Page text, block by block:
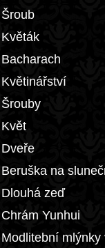
na
zeď
Yunhui
mlýnky